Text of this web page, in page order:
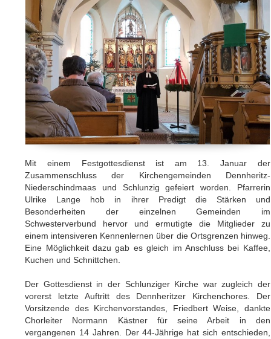
Mit einem Festgottesdienst ist am 13. Januar der
Zusammenschluss der Kirchengemeinden Dennheritz-
Niederschindmaas und Schlunzig gefeiert worden. Pfarrerin
Ulrike Lange hob in ihrer Predigt die Stärken und
Besonderheiten der einzelnen Gemeinden im
Schwesterverbund hervor und ermutigte die Mitglieder zu
einem intensiveren Kennenlernen über die Ortsgrenzen hinweg.
Eine Möglichkeit dazu gab es gleich im Anschluss bei Kaffee,
Kuchen und Schnittchen.
Der Gottesdienst in der Schlunziger Kirche war zugleich der
vorerst letzte Auftritt des Dennheritzer Kirchenchores. Der
Vorsitzende des Kirchenvorstandes, Friedbert Weise, dankte
Chorleiter Normann Kästner für seine Arbeit in den
vergangenen 14 Jahren. Der 44-Jährige hat sich entschieden,